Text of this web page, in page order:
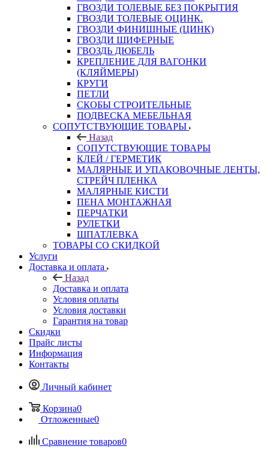
ГВОЗДИ ТОЛЕВЫЕ БЕЗ ПОКРЫТИЯ
ГВОЗДИ ТОЛЕВЫЕ ОЦИНК.
ГВОЗДИ ФИНИШНЫЕ (ЦИНК)
ГВОЗДИ ШИФЕРНЫЕ
ГВОЗДЬ ДЮБЕЛЬ
КРЕПЛЕНИЕ ДЛЯ ВАГОНКИ
(КЛЯЙМЕРЫ)
КРУГИ
ПЕТЛИ
СКОБЫ СТРОИТЕЛЬНЫЕ
ПОДВЕСКА МЕБЕЛЬНАЯ
СОПУТСТВУЮЩИЕ ТОВАРЫ
Назад
СОПУТСТВУЮЩИЕ ТОВАРЫ
КЛЕЙ / ГЕРМЕТИК
МАЛЯРНЫЕ И УПАКОВОЧНЫЕ ЛЕНТЫ,
СТРЕЙЧ ПЛЕНКА
МАЛЯРНЫЕ КИСТИ
ПЕНА МОНТАЖНАЯ
ПЕРЧАТКИ
РУЛЕТКИ
ШПАТЛЕВКА
ТОВАРЫ СО СКИДКОЙ
Услуги
Доставка и оплата
Назад
Доставка и оплата
Условия оплаты
Условия доставки
Гарантия на товар
Скидки
Прайс листы
Информация
Контакты
Личный кабинет
Корзина0
Отложенные0
Сравнение товаров0